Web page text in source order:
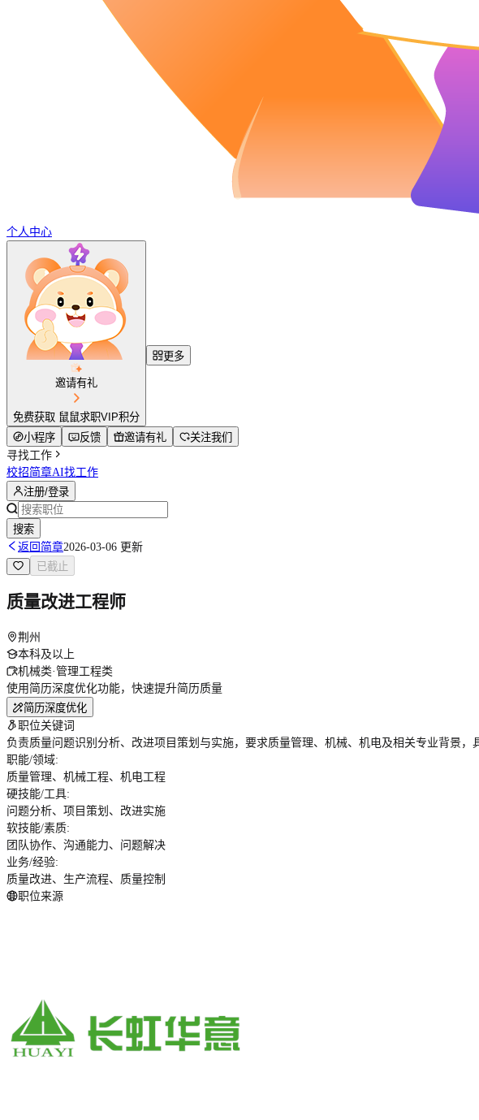
个人中心
邀请有礼
免费获取 鼠鼠求职VIP积分
更多
小程序 反馈 邀请有礼
关注我们
寻找工作
校招简章AI找工作
注册/登录
搜索
返回简章2026-03-06 更新
已截止
质量改进工程师
荆州
本科及以上
机械类·管理工程类
使用简历深度优化功能，快速提升简历质量
简历深度优化
职位关键词
负责质量问题识别分析、改进项目策划与实施，要求质量管理、机械、机电及相关专业背景，
职能/领域:
质量管理、机械工程、机电工程
硬技能/工具:
问题分析、项目策划、改进实施
软技能/素质:
团队协作、沟通能力、问题解决
业务/经验:
质量改进、生产流程、质量控制
职位来源